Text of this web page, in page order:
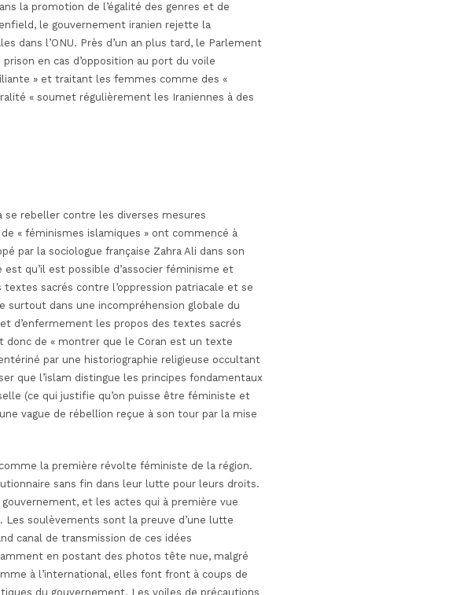
la promotion de l’égalité des genres et de
le gouvernement iranien rejette la
dans l’ONU. Près d’un an plus tard, le Parlement
en cas d’opposition au port du voile
» et traitant les femmes comme des «
« soumet régulièrement les Iraniennes à des
rebeller contre les diverses mesures
« féminismes islamiques » ont commencé à
par la sociologue française Zahra Ali dans son
est qu’il est possible d’associer féminisme et
sacrés contre l’oppression patriacale et se
surtout dans une incompréhension globale du
d’enfermement les propos des textes sacrés
de « montrer que le Coran est un texte
par une historiographie religieuse occultant
que l’islam distingue les principes fondamentaux
(ce qui justifie qu’on puisse être féministe et
vague de rébellion reçue à son tour par la mise
la première révolte féministe de la région.
sans fin dans leur lutte pour leurs droits.
et les actes qui à première vue
soulèvements sont la preuve d’une lutte
canal de transmission de ces idées
en postant des photos tête nue, malgré
à l’international, elles font front à coups de
du gouvernement. Les voiles de précautions